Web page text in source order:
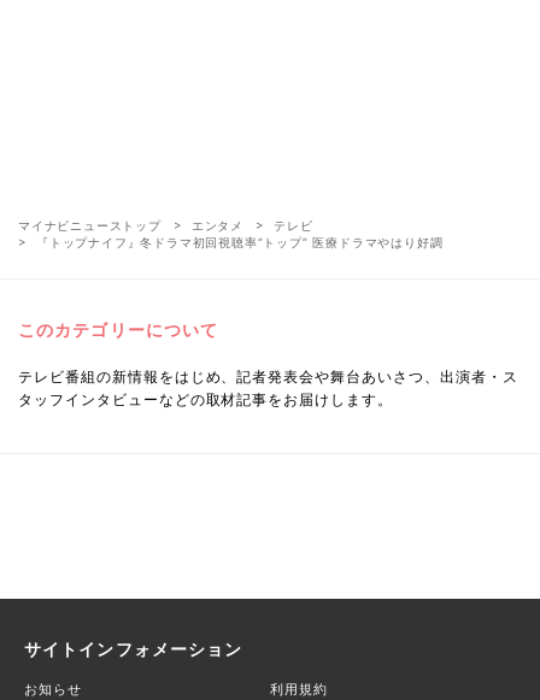
マイナビニューストップ エンタメ
テレビ
『トップナイフ』冬ドラマ初回視聴率“トップ” 医療ドラマやはり好調
このカテゴリーについて
テレビ番組の新情報をはじめ、記者発表会や舞台あいさつ、出演者・ス
タッフインタビューなどの取材記事をお届けします。
サイトインフォメーション
お知らせ 利用規約